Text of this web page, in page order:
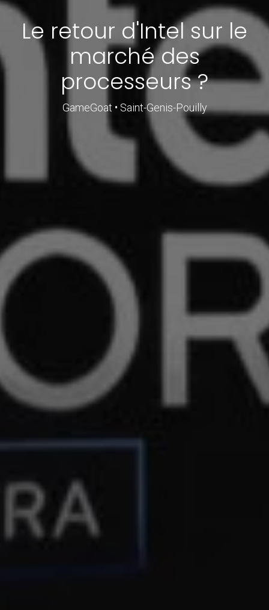
Le retour d'Intel sur le
marché des
processeurs ?
GameGoat • Saint-Genis-Pouilly